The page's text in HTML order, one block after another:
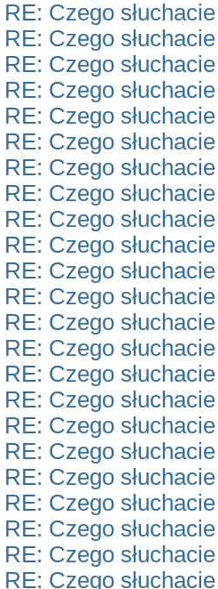
RE: Czego
RE: Czego
RE: Czego
RE: Czego
RE: Czego
RE: Czego
RE: Czego
RE: Czego
RE: Czego
RE: Czego
RE: Czego
RE: Czego
RE: Czego
RE: Czego
RE: Czego
RE: Czego
RE: Czego
RE: Czego
RE: Czego
RE: Czego
RE: Czego
RE: Czego
RE: Czego